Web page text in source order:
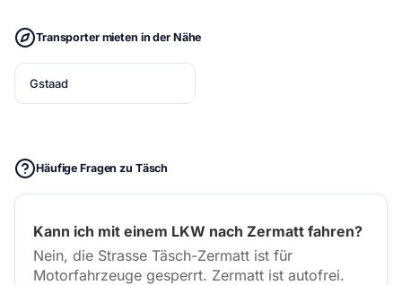
Transporter mieten in der Nähe
Gstaad
Häufige Fragen zu Täsch
Kann ich mit einem LKW nach Zermatt fahren?
Nein, die Strasse Täsch-Zermatt ist für
Motorfahrzeuge gesperrt. Zermatt ist autofrei.